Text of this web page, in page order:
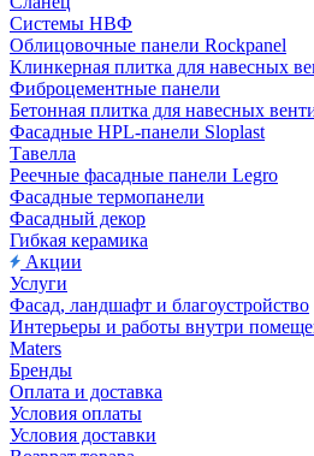
Системы НВФ
Облицовочные панели Rockpanel
Клинкерная плитка для навесных
Фиброцементные панели
Бетонная плитка для навесных
Фасадные HPL-панели Sloplast
Тавелла
Реечные фасадные панели Legro
Фасадные термопанели
Фасадный декор
Гибкая керамика
Акции
Услуги
Фасад, ландшафт и благоустройство
Интерьеры и работы внутри
Maters
Бренды
Оплата и доставка
Условия оплаты
Условия доставки